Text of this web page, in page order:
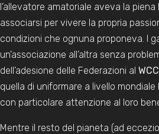
l’allevatore amatoriale aveva la
associarsi per vivere la propria
condizioni che ognuna proponeva. I
un’associazione all’altra senza
dell’adesione delle Federazioni al WCC
quella di uniformare a livello
con particolare attenzione al loro
Mentre il resto del pianeta (ad